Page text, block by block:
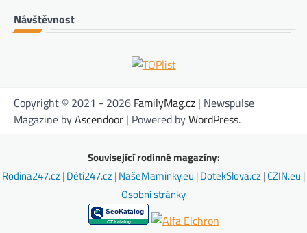
Návštěvnost
Copyright © 2021 - 2026 FamilyMag.cz | Newspulse
Magazine byAscendoor | Powered byWordPress.
Související rodinné magazíny:
Rodina247.cz|Děti247.cz|NašeMaminky.eu |DotekSlova.cz|CZIN.eu |
Osobní stránky